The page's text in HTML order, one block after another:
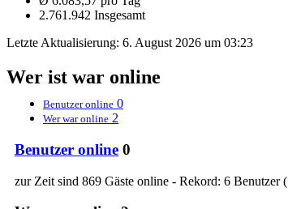
2.761.942 Insgesamt
Letzte Aktualisierung: 6. August 2026 um 03:23
Wer ist war online
Benutzer online 0
Wer war online 2
Benutzer online 0
zur Zeit sind 869 Gäste online - Rekord: 6 Benutzer (